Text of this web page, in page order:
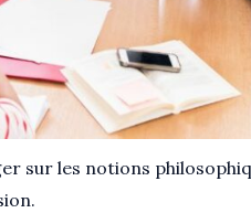
sur les notions